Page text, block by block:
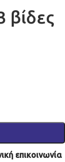
βίδες
επικοινωνία